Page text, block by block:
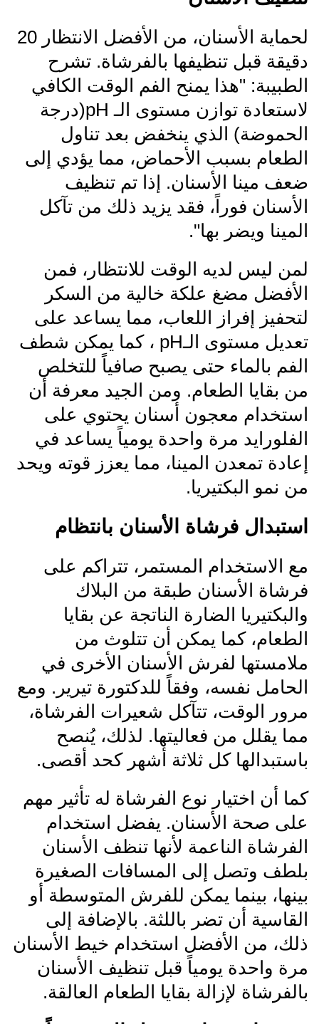
لحماية الأسنان، من الأفضل الانتظار 20
دقيقة قبل تنظيفها بالفرشاة. تشرح
الطبيبة: "هذا يمنح الفم الوقت الكافي
لاستعادة توازن مستوى الـ pH(درجة
الحموضة) الذي ينخفض بعد تناول
الطعام بسبب الأحماض، مما يؤدي إلى
ضعف مينا الأسنان. إذا تم تنظيف
الأسنان فوراً، فقد يزيد ذلك من تآكل
المينا ويضر بها".
لمن ليس لديه الوقت للانتظار، فمن
الأفضل مضغ علكة خالية من السكر
لتحفيز إفراز اللعاب، مما يساعد على
تعديل مستوى الـpH ، كما يمكن شطف
الفم بالماء حتى يصبح صافياً للتخلص
من بقايا الطعام. ومن الجيد معرفة أن
استخدام معجون أسنان يحتوي على
الفلورايد مرة واحدة يومياً يساعد في
إعادة تمعدن المينا، مما يعزز قوته ويحد
من نمو البكتيريا.
استبدال فرشاة الأسنان بانتظام
مع الاستخدام المستمر، تتراكم على
فرشاة الأسنان طبقة من البلاك
والبكتيريا الضارة الناتجة عن بقايا
الطعام، كما يمكن أن تتلوث من
ملامستها لفرش الأسنان الأخرى في
الحامل نفسه، وفقاً للدكتورة تيرير. ومع
مرور الوقت، تتآكل شعيرات الفرشاة،
مما يقلل من فعاليتها. لذلك، يُنصح
باستبدالها كل ثلاثة أشهر كحد أقصى.
كما أن اختيار نوع الفرشاة له تأثير مهم
على صحة الأسنان. يفضل استخدام
الفرشاة الناعمة لأنها تنظف الأسنان
بلطف وتصل إلى المسافات الصغيرة
بينها، بينما يمكن للفرش المتوسطة أو
القاسية أن تضر باللثة. بالإضافة إلى
ذلك، من الأفضل استخدام خيط الأسنان
مرة واحدة يومياً قبل تنظيف الأسنان
بالفرشاة لإزالة بقايا الطعام العالقة.